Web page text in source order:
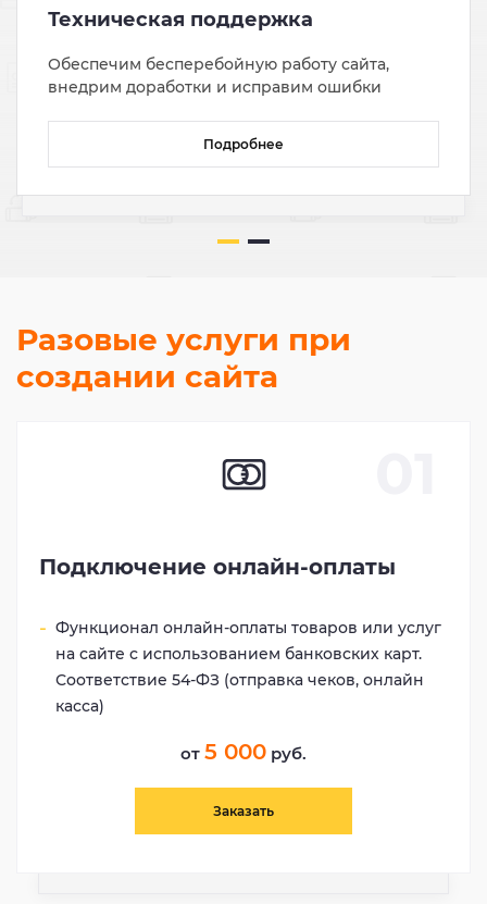
Техническая поддержка
Обеспечим бесперебойную работу сайта,
внедрим доработки и исправим ошибки
Подробнее
Разовые услуги при
создании сайта
Подключение онлайн-оплаты
Функционал онлайн-оплаты товаров или услуг
на сайте с использованием банковских карт.
Соответствие 54-ФЗ (отправка чеков, онлайн
касса)
от 5 000 руб.
Заказать